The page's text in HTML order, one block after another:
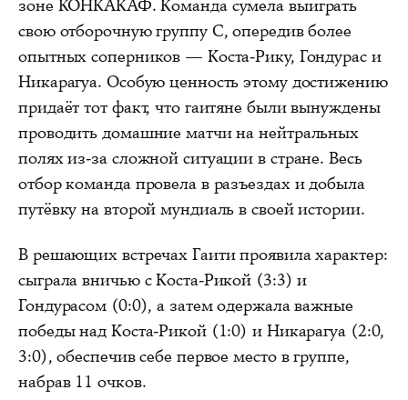
зоне КОНКАКАФ. Команда сумела выиграть
свою отборочную группу С, опередив более
опытных соперников — Коста-Рику, Гондурас и
Никарагуа. Особую ценность этому достижению
придаёт тот факт, что гаитяне были вынуждены
проводить домашние матчи на нейтральных
полях из-за сложной ситуации в стране. Весь
отбор команда провела в разъездах и добыла
путёвку на второй мундиаль в своей истории.
В решающих встречах Гаити проявила характер:
сыграла вничью с Коста-Рикой (3:3) и
Гондурасом (0:0), а затем одержала важные
победы над Коста-Рикой (1:0) и Никарагуа (2:0,
3:0), обеспечив себе первое место в группе,
набрав 11 очков.